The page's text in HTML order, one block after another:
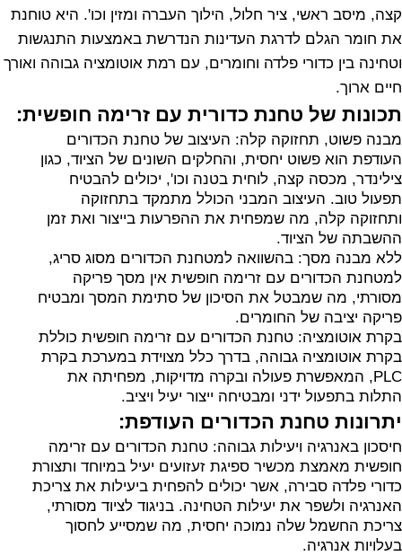
קצה, מיסב ראשי, ציר חלול, הילוך העברה ומזין וכו'. היא טוחנת
את חומר הגלם לדרגת העדינות הנדרשת באמצעות התנגשות
וטחינה בין כדורי פלדה וחומרים, עם רמת אוטומציה גבוהה ואורך
חיים ארוך.
תכונות של טחנת כדורית עם זרימה חופשית:
מבנה פשוט, תחזוקה קלה: העיצוב של טחנת הכדורים
העודפת הוא פשוט יחסית, והחלקים השונים של הציוד, כגון
צילינדר, מכסה קצה, לוחית בטנה וכו', יכולים להבטיח
תפעול טוב. העיצוב המבני הכולל מתמקד בתחזוקה
ותחזוקה קלה, מה שמפחית את ההפרעות בייצור ואת זמן
ההשבתה של הציוד.
ללא מבנה מסך: בהשוואה למטחנת הכדורים מסוג סריג,
למטחנת הכדורים עם זרימה חופשית אין מסך פריקה
מסורתי, מה שמבטל את הסיכון של סתימת המסך ומבטיח
פריקה יציבה של החומרים.
בקרת אוטומציה: טחנת הכדורים עם זרימה חופשית כוללת
בקרת אוטומציה גבוהה, בדרך כלל מצוידת במערכת בקרת
PLC, המאפשרת פעולה ובקרה מדויקות, מפחיתה את
התלות בתפעול ידני ומבטיחה ייצור יעיל ויציב.
יתרונות טחנת הכדורים העודפת:
חיסכון באנרגיה ויעילות גבוהה: טחנת הכדורים עם זרימה
חופשית מאמצת מכשיר ספיגת זעזועים יעיל במיוחד ותצורת
כדורי פלדה סבירה, אשר יכולים להפחית ביעילות את צריכת
האנרגיה ולשפר את יעילות הטחינה. בניגוד לציוד מסורתי,
צריכת החשמל שלה נמוכה יחסית, מה שמסייע לחסוך
בעלויות אנרגיה.